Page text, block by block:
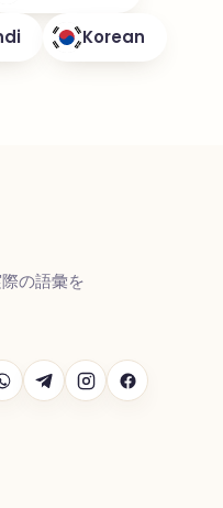
Korean
の語彙を